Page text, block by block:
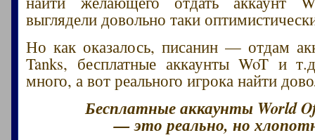
выглядели довольно таки
Но как оказалось, писанин — отдам
Tanks, бесплатные аккаунты WoT и
много, а вот реального игрока найти
Бесплатные аккаунты World
— это реально, но